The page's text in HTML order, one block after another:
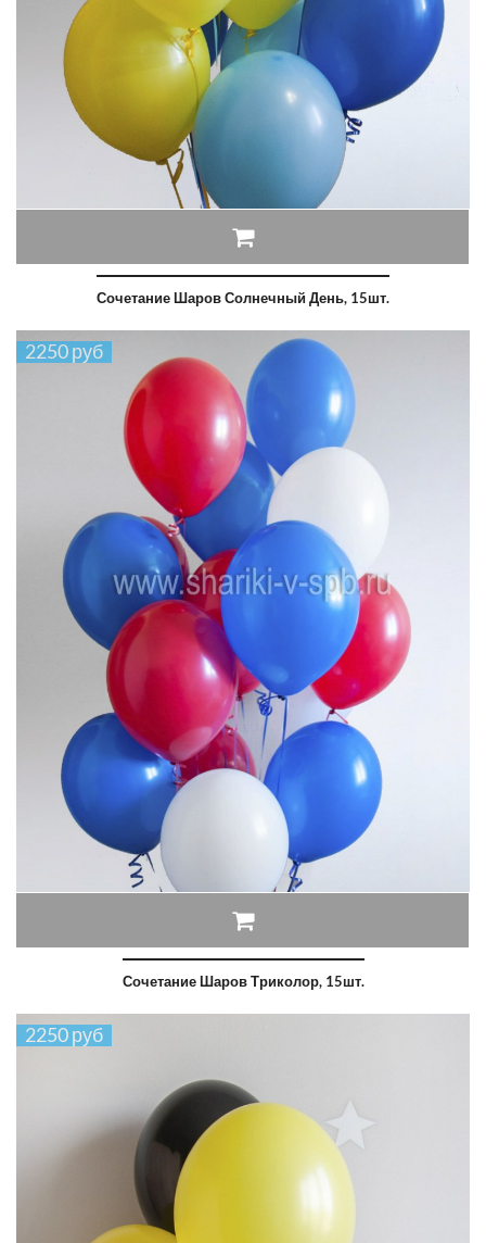
Сочетание Шаров Солнечный День, 15шт.
2250 руб
Сочетание Шаров Триколор, 15шт.
2250 руб